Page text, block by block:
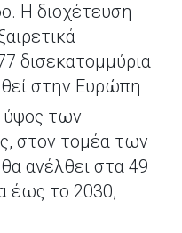
Η διοχέτευση
δισεκατομμύρια
στην Ευρώπη
ύψος των
στον τομέα των
ανέλθει στα 49
έως το 2030,